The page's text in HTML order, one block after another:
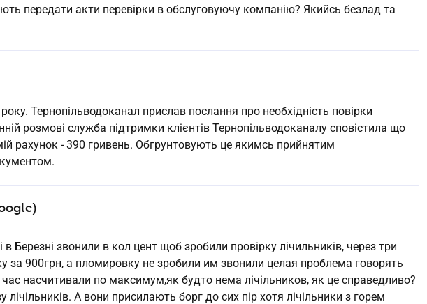
передати акти перевірки в обслуговуючу компанію? Якийсь безлад та
Тернопільводоканал прислав послання про необхідність повірки
розмові служба підтримки клієнтів Тернопільводоканалу сповістила що
рахунок - 390 гривень. Обгрунтовують це якимсь прийнятим
Березні звонили в кол цент щоб зробили провірку лічильників, через три
за 900грн, а пломировку не зробили им звонили целая проблема говорять
насчитивали по максимум,як будто нема лічільников, як це справедливо?
лічільників. А вони присилають борг до сих пір хотя лічільники з горем